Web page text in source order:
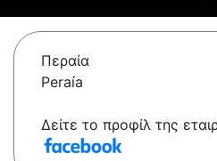
Περαία
Peraía
Δείτε το προφίλ της